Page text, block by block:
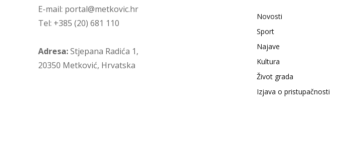
E-mail: portal@metkovic.hr
Tel: +385 (20) 681 110
Adresa:Stjepana Radića 1,
20350 Metković, Hrvatska
Novosti
Sport
Najave
Kultura
Život grada
Izjava o pristupačnosti